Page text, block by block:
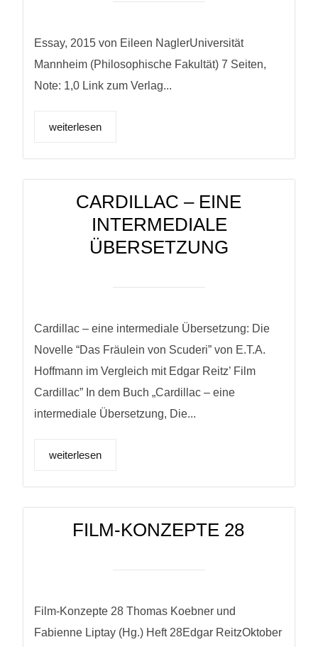
Essay, 2015 von Eileen NaglerUniversität
Mannheim (Philosophische Fakultät) 7 Seiten,
Note: 1,0 Link zum Verlag...
weiterlesen
CARDILLAC – EINE
INTERMEDIALE
ÜBERSETZUNG
Cardillac – eine intermediale Übersetzung: Die
Novelle “Das Fräulein von Scuderi” von E.T.A.
Hoffmann im Vergleich mit Edgar Reitz’ Film
Cardillac” In dem Buch „Cardillac – eine
intermediale Übersetzung, Die...
weiterlesen
FILM-KONZEPTE 28
Film-Konzepte 28 Thomas Koebner und
Fabienne Liptay (Hg.) Heft 28Edgar ReitzOktober